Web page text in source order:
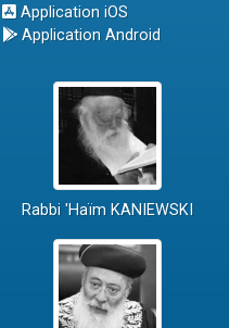
Application iOS
Application Android
Rabbi 'Haïm KANIEWSKI